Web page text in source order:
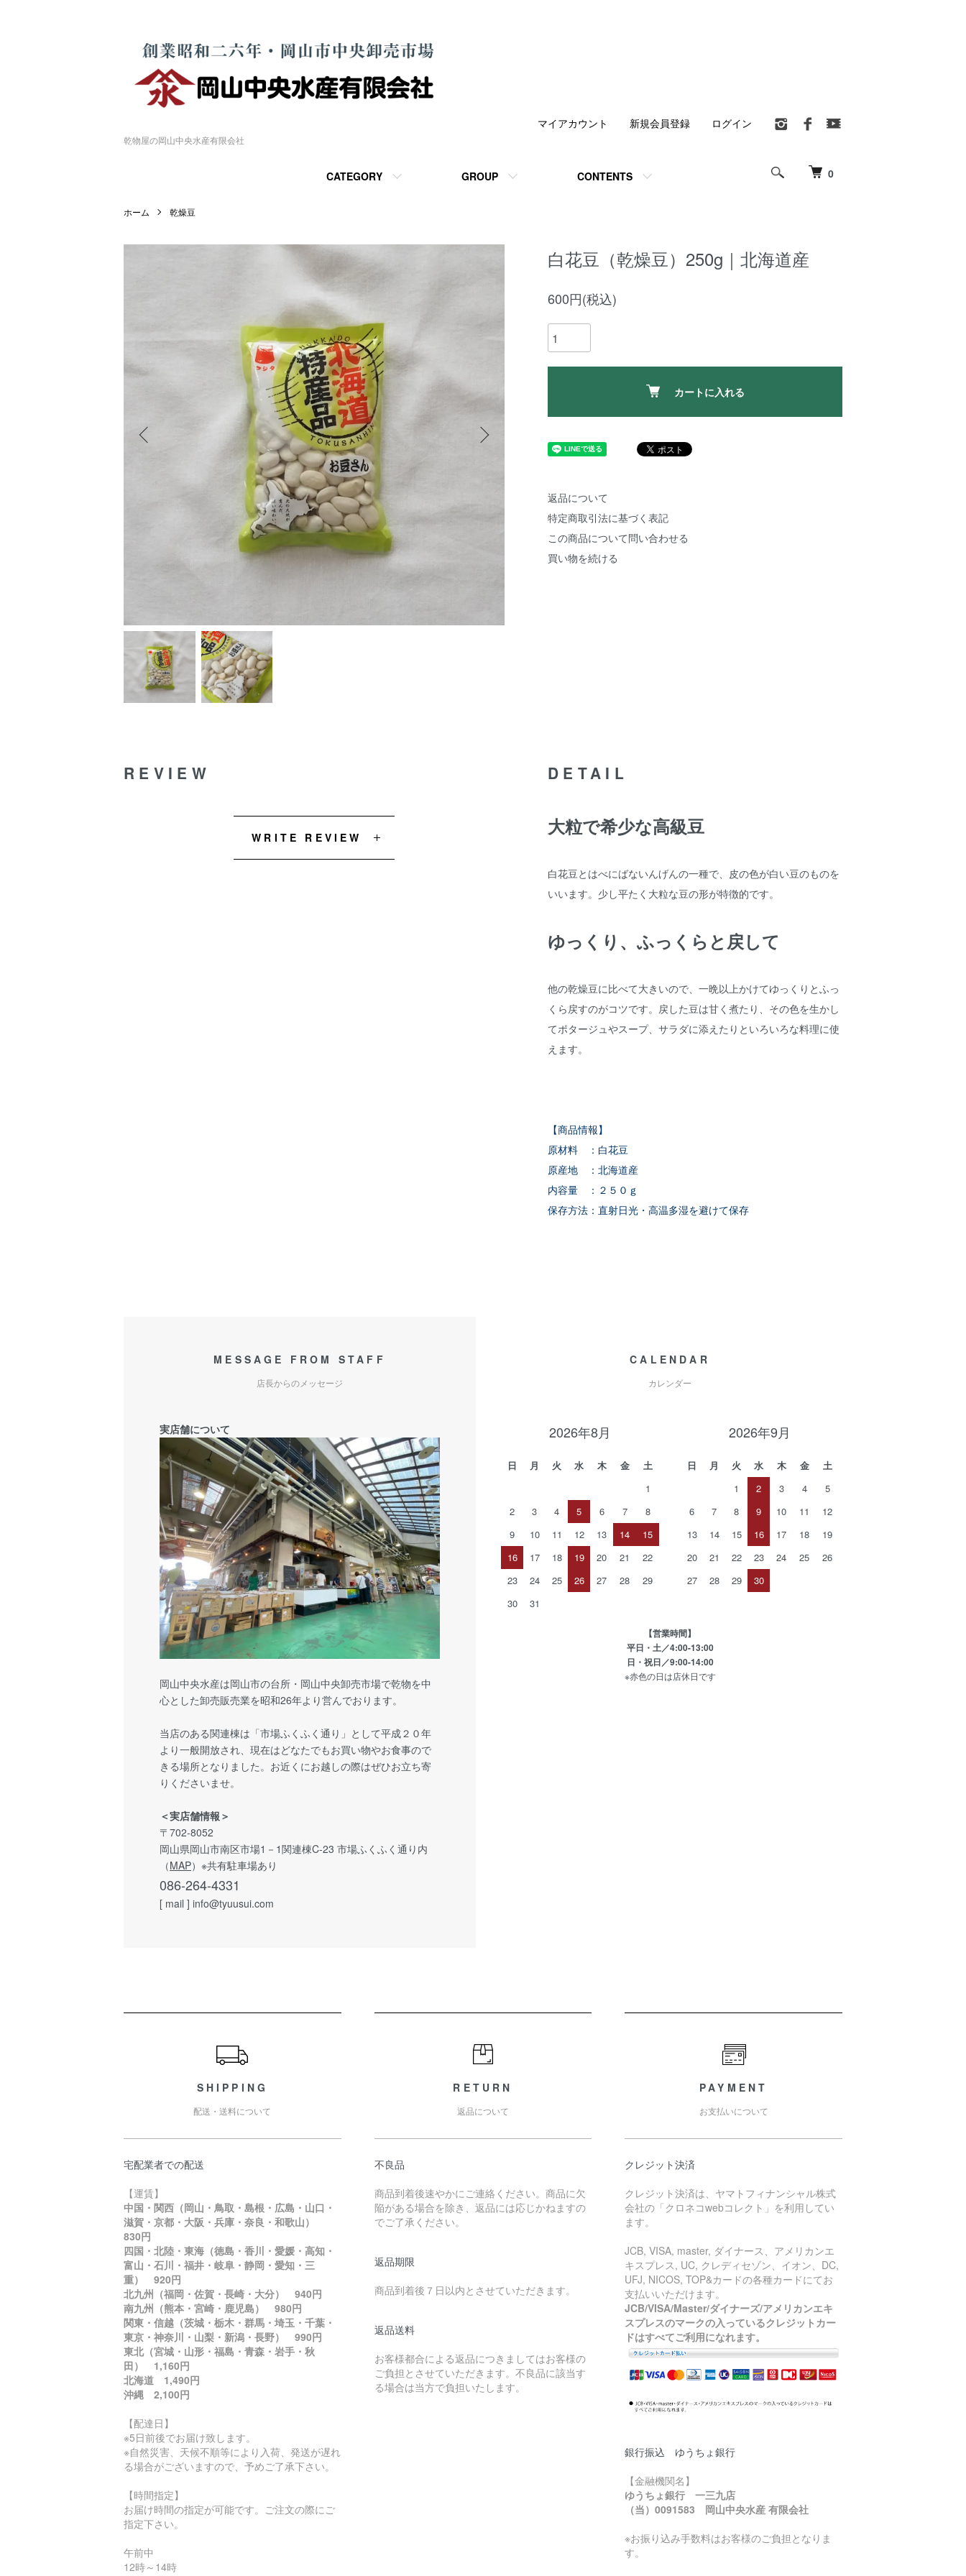
乾物屋の岡山中央水産有限会社
0
CATEGORY GROUP CONTENTS
マイアカウント 新規会員登録 ログイン
ホーム 乾燥豆
白花豆（乾燥豆）250g｜北海道産
600円(税込)
カートに入れる
返品について
特定商取引法に基づく表記
この商品について問い合わせる
買い物を続ける
DETAIL
大粒で希少な高級豆
白花豆とはべにばないんげんの一種で、皮の色が白い豆のものを
いいます。少し平たく大粒な豆の形が特徴的です。
ゆっくり、ふっくらと戻して
他の乾燥豆に比べて大きいので、一晩以上かけてゆっくりとふっ
くら戻すのがコツです。戻した豆は甘く煮たり、その色を生かし
てポタージュやスープ、サラダに添えたりといろいろな料理に使
えます。
【商品情報】
原材料 ：白花豆
原産地 ：北海道産
内容量 ：２５０ｇ
保存方法：直射日光・高温多湿を避けて保存
REVIEW
WRITE REVIEW
MESSAGE FROM STAFF
店長からのメッセージ
実店舗について
岡山中央水産は岡山市の台所・岡山中央卸売市場で乾物を中
心とした卸売販売業を昭和26年より営んでおります。
当店のある関連棟は「市場ふくふく通り」として平成２０年
より一般開放され、現在はどなたでもお買い物やお食事ので
きる場所となりました。お近くにお越しの際はぜひお立ち寄
りくださいませ。
＜実店舗情報＞
〒702-8052
岡山県岡山市南区市場1－1関連棟C-23 市場ふくふく通り内
（MAP）※共有駐車場あり
086-264-4331
[ mail ] info@tyuusui.com
CALENDAR
カレンダー
2026年8月
日 月 火 水 木 金
土
1
2
3 4 5 6 7
8
9
10 11 12 13 14
15
16
17 18 19 20 21
22
23
24 25 26 27 28
29
30
31
2026年9月
日 月 火 水 木 金
土
1
2 3 4
5
6
7 8 9 10 11
12
13
14 15 16 17 18
19
20
21 22 23 24 25
26
27
28 29 30
【営業時間】
平日・土／4:00-13:00
日・祝日／9:00-14:00
※赤色の日は店休日です
SHIPPING
配送・送料について
宅配業者での配送
【運賃】
中国・関西（岡山・鳥取・島根・広島・山口・
滋賀・京都・大阪・兵庫・奈良・和歌山）
830円
四国・北陸・東海（徳島・香川・愛媛・高知・
富山・石川・福井・岐阜・静岡・愛知・三
重） 920円
北九州（福岡・佐賀・長崎・大分） 940円
南九州（熊本・宮崎・鹿児島） 980円
関東・信越（茨城・栃木・群馬・埼玉・千葉・
東京・神奈川・山梨・新潟・長野） 990円
東北（宮城・山形・福島・青森・岩手・秋
田） 1,160円
北海道 1,490円
沖縄 2,100円
【配達日】
※5日前後でお届け致します。
※自然災害、天候不順等により入荷、発送が遅れ
る場合がございますので、予めご了承下さい。
【時間指定】
お届け時間の指定が可能です。ご注文の際にご
指定下さい。
午前中
12時～14時
RETURN
返品について
不良品
商品到着後速やかにご連絡ください。商品に欠
陥がある場合を除き、返品には応じかねますの
でご了承ください。
返品期限
商品到着後７日以内とさせていただきます。
返品送料
お客様都合による返品につきましてはお客様の
ご負担とさせていただきます。不良品に該当す
る場合は当方で負担いたします。
PAYMENT
お支払いについて
クレジット決済
クレジット決済は、ヤマトフィナンシャル株式
会社の「クロネコwebコレクト」を利用してい
ます。
JCB, VISA, master, ダイナース、アメリカンエ
キスプレス, UC, クレディセゾン、イオン、DC,
UFJ, NICOS, TOP&カードの各種カードにてお
支払いいただけます。
JCB/VISA/Master/ダイナーズ/アメリカンエキ
スプレスのマークの入っているクレジットカー
ドはすべてご利用になれます。
銀行振込 ゆうちょ銀行
【金融機関名】
ゆうちょ銀行 一三九店
（当）0091583 岡山中央水産 有限会社
※お振り込み手数料はお客様のご負担となりま
す。